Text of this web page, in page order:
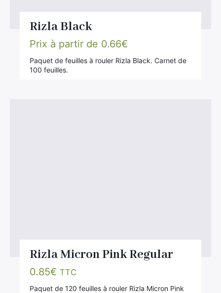
Rizla Black
Prix à partir de 0.66€
Paquet de feuilles à rouler Rizla Black. Carnet de
100 feuilles.
Rizla Micron Pink Regular
0.85€ TTC
Paquet de 120 feuilles à rouler Rizla Micron Pink